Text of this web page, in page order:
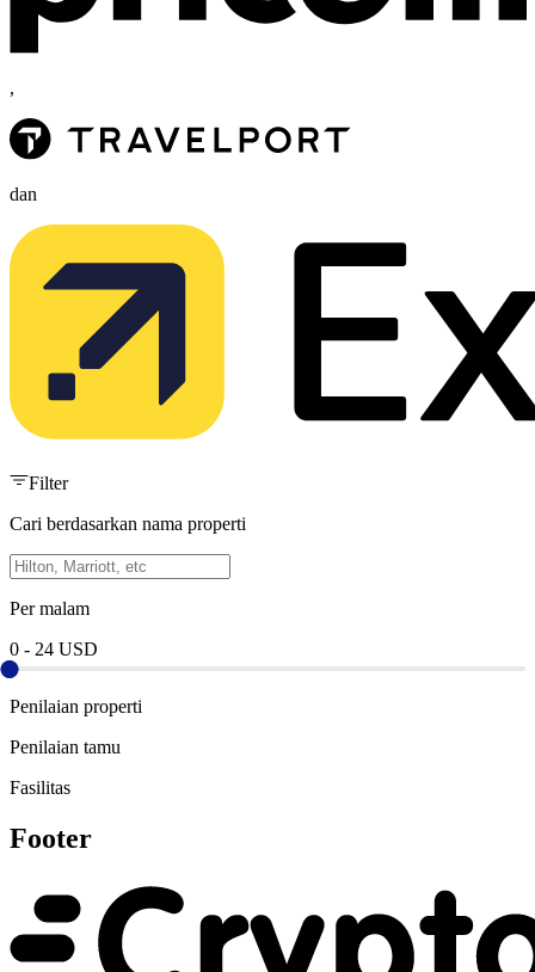
,
dan
Filter
Cari berdasarkan nama properti
Per malam
0 - 24 USD
Penilaian properti
Penilaian tamu
Fasilitas
Footer